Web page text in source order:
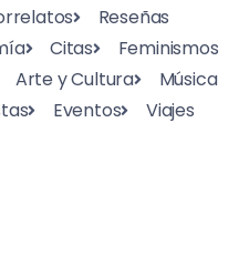
Reseñas
Citas
Feminismos
Arte y Cultura
Música
Eventos Viajes